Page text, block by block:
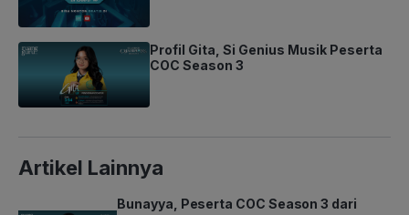
Profil Gita, Si Genius Musik Peserta
COC Season 3
Artikel Lainnya
Bunayya, Peserta COC Season 3 dari